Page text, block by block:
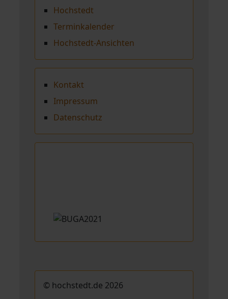
Hochstedt
Terminkalender
Hochstedt-Ansichten
Kontakt
Impressum
Datenschutz
© hochstedt.de 2026